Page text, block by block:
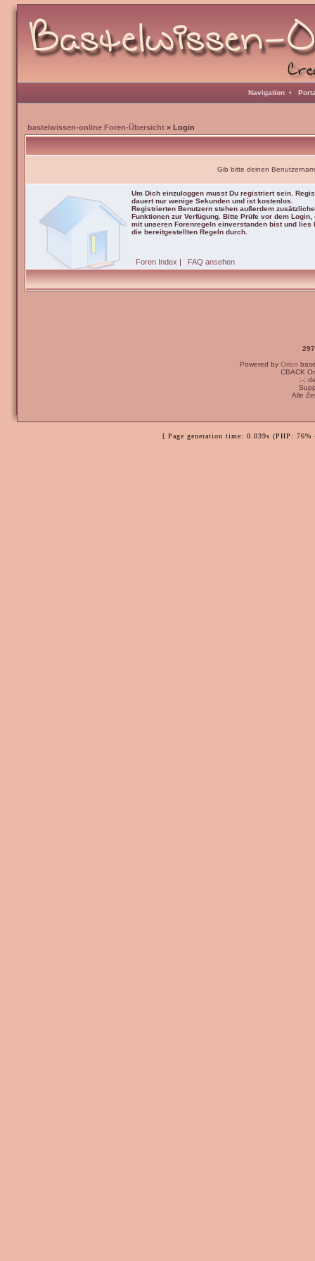
Navigation •
bastelwissen-online Foren-Übersicht » Login
Gib bitte deinen
Um Dich einzuloggen musst Du registriert sein.
dauert nur wenige Sekunden und ist kostenlos.
Registrierten Benutzern stehen außerdem zusätzliche
Funktionen zur Verfügung. Bitte Prüfe vor dem Login,
mit unseren Forenregeln einverstanden bist und lies
die bereitgestellten Regeln durch.
Foren Index | FAQ ansehen
Powered by Orion
CBACK
:-:
Alle
[ Page generation time: 0.039s (PHP: